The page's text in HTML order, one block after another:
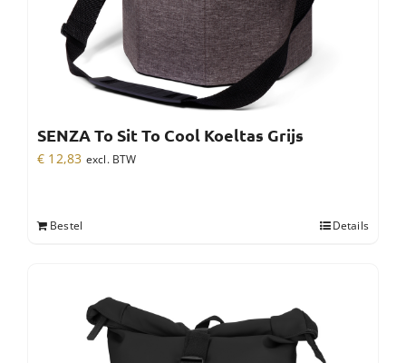
SENZA To Sit To Cool Koeltas Grijs
€ 12,83 excl. BTW
Bestel Details